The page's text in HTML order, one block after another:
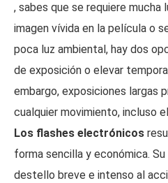
, sabes que se requiere mucha
imagen vívida en la película o
poca luz ambiental, hay dos
de exposición o elevar
embargo, exposiciones largas
cualquier movimiento, incluso
Los flashes electrónicos
forma sencilla y económica.
destello breve e intenso al